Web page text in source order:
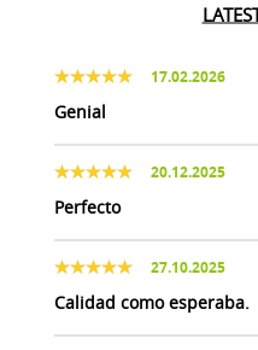
17.02.2026
Genial
20.12.2025
Perfecto
27.10.2025
Calidad como esperaba.